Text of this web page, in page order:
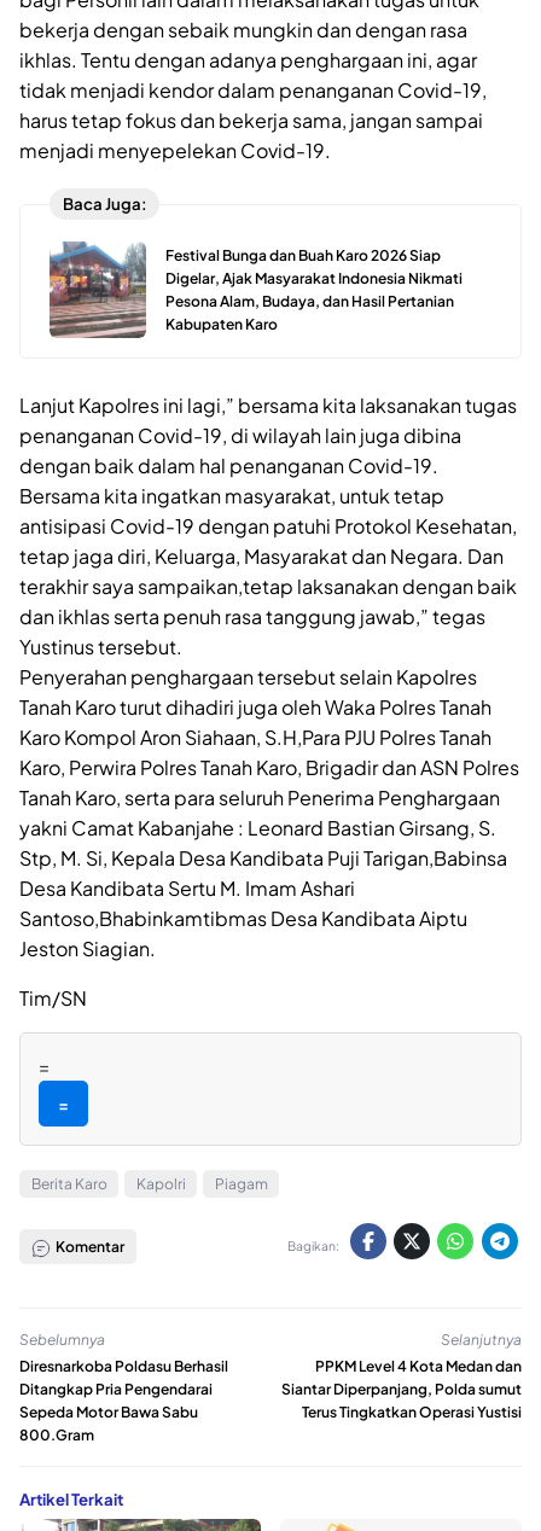
bekerja dengan sebaik mungkin dan dengan rasa
ikhlas. Tentu dengan adanya penghargaan ini, agar
tidak menjadi kendor dalam penanganan Covid-19,
harus tetap fokus dan bekerja sama, jangan sampai
menjadi menyepelekan Covid-19.
Baca Juga:
Festival Bunga dan Buah Karo 2026 Siap
Digelar, Ajak Masyarakat Indonesia Nikmati
Pesona Alam, Budaya, dan Hasil Pertanian
Kabupaten Karo
Lanjut Kapolres ini lagi,” bersama kita laksanakan tugas
penanganan Covid-19, di wilayah lain juga dibina
dengan baik dalam hal penanganan Covid-19.
Bersama kita ingatkan masyarakat, untuk tetap
antisipasi Covid-19 dengan patuhi Protokol Kesehatan,
tetap jaga diri, Keluarga, Masyarakat dan Negara. Dan
terakhir saya sampaikan,tetap laksanakan dengan baik
dan ikhlas serta penuh rasa tanggung jawab,” tegas
Yustinus tersebut.
Penyerahan penghargaan tersebut selain Kapolres
Tanah Karo turut dihadiri juga oleh Waka Polres Tanah
Karo Kompol Aron Siahaan, S.H,Para PJU Polres Tanah
Karo, Perwira Polres Tanah Karo, Brigadir dan ASN Polres
Tanah Karo, serta para seluruh Penerima Penghargaan
yakni Camat Kabanjahe : Leonard Bastian Girsang, S.
Stp, M. Si, Kepala Desa Kandibata Puji Tarigan,Babinsa
Desa Kandibata Sertu M. Imam Ashari
Santoso,Bhabinkamtibmas Desa Kandibata Aiptu
Jeston Siagian.
Tim/SN
=
=
Berita Karo Kapolri Piagam
Komentar Bagikan:
Sebelumnya
Diresnarkoba Poldasu Berhasil
Ditangkap Pria Pengendarai
Sepeda Motor Bawa Sabu
800.Gram
Selanjutnya
PPKM Level 4 Kota Medan dan
Siantar Diperpanjang, Polda sumut
Terus Tingkatkan Operasi Yustisi
Artikel Terkait